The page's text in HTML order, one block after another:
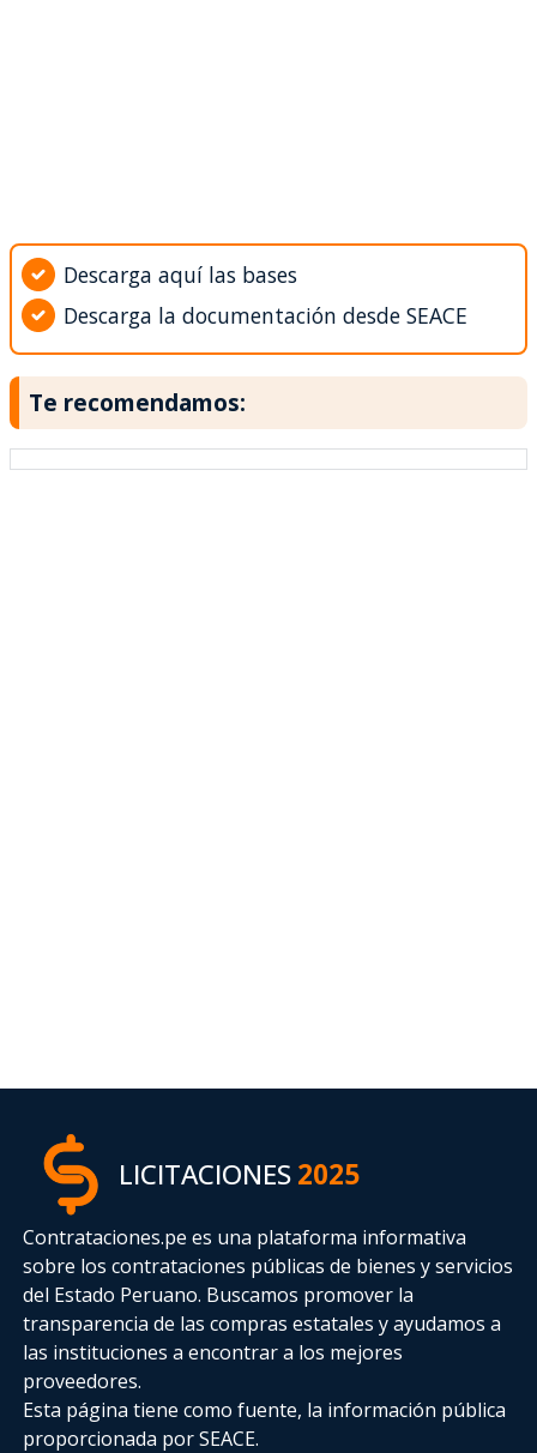
Descarga aquí las bases
Descarga la documentación desde SEACE
Te recomendamos:
LICITACIONES2025
Contrataciones.pe es una plataforma informativa
sobre los contrataciones públicas de bienes y servicios
del Estado Peruano. Buscamos promover la
transparencia de las compras estatalesy ayudamos a
las instituciones a encontrar a los mejores
proveedores.
Esta página tiene como fuente, la información pública
proporcionada por SEACE.